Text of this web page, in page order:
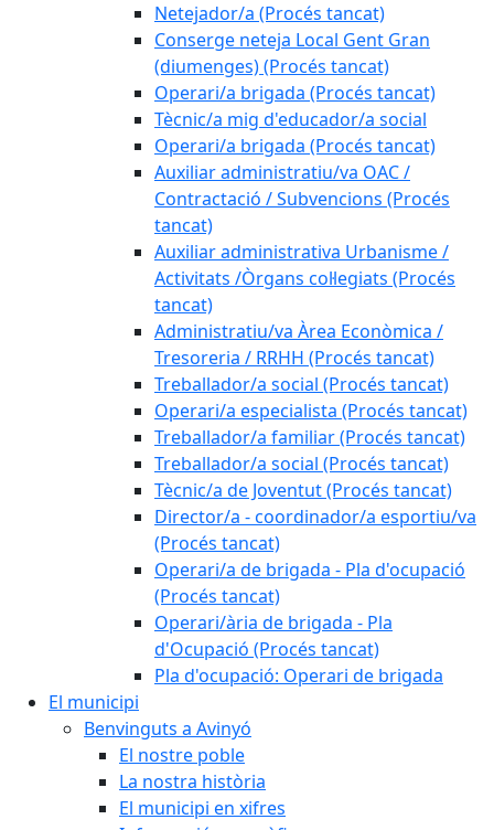
Netejador/a (Procés tancat)
Conserge neteja Local Gent Gran
(diumenges) (Procés tancat)
Operari/a brigada (Procés tancat)
Tècnic/a mig d'educador/a social
Operari/a brigada (Procés tancat)
Auxiliar administratiu/va OAC /
Contractació / Subvencions (Procés
tancat)
Auxiliar administrativa Urbanisme /
Activitats /Òrgans col·legiats (Procés
tancat)
Administratiu/va Àrea Econòmica /
Tresoreria / RRHH (Procés tancat)
Treballador/a social (Procés tancat)
Operari/a especialista (Procés tancat)
Treballador/a familiar (Procés tancat)
Treballador/a social (Procés tancat)
Tècnic/a de Joventut (Procés tancat)
Director/a - coordinador/a esportiu/va
(Procés tancat)
Operari/a de brigada - Pla d'ocupació
(Procés tancat)
Operari/ària de brigada - Pla
d'Ocupació (Procés tancat)
Pla d'ocupació: Operari de brigada
El municipi
Benvinguts a Avinyó
El nostre poble
La nostra història
El municipi en xifres